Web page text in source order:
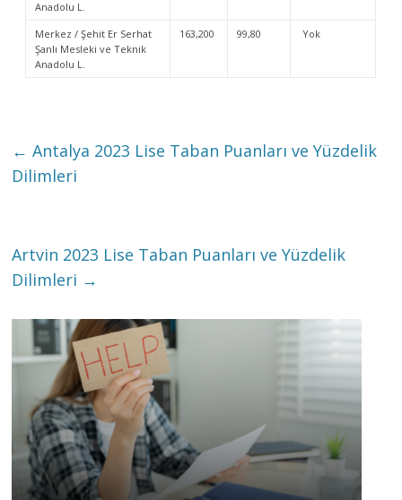
Anadolu L.
Merkez / Şehit Er Serhat
Şanlı Mesleki ve Teknik
Anadolu L.
163,200 99,80 Yok
← Antalya 2023 Lise Taban Puanları ve Yüzdelik
Dilimleri
Artvin 2023 Lise Taban Puanları ve Yüzdelik
Dilimleri →